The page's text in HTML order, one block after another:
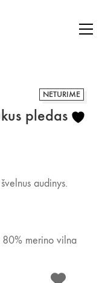
NETURIME
pledas
audinys.
80% merino vilna